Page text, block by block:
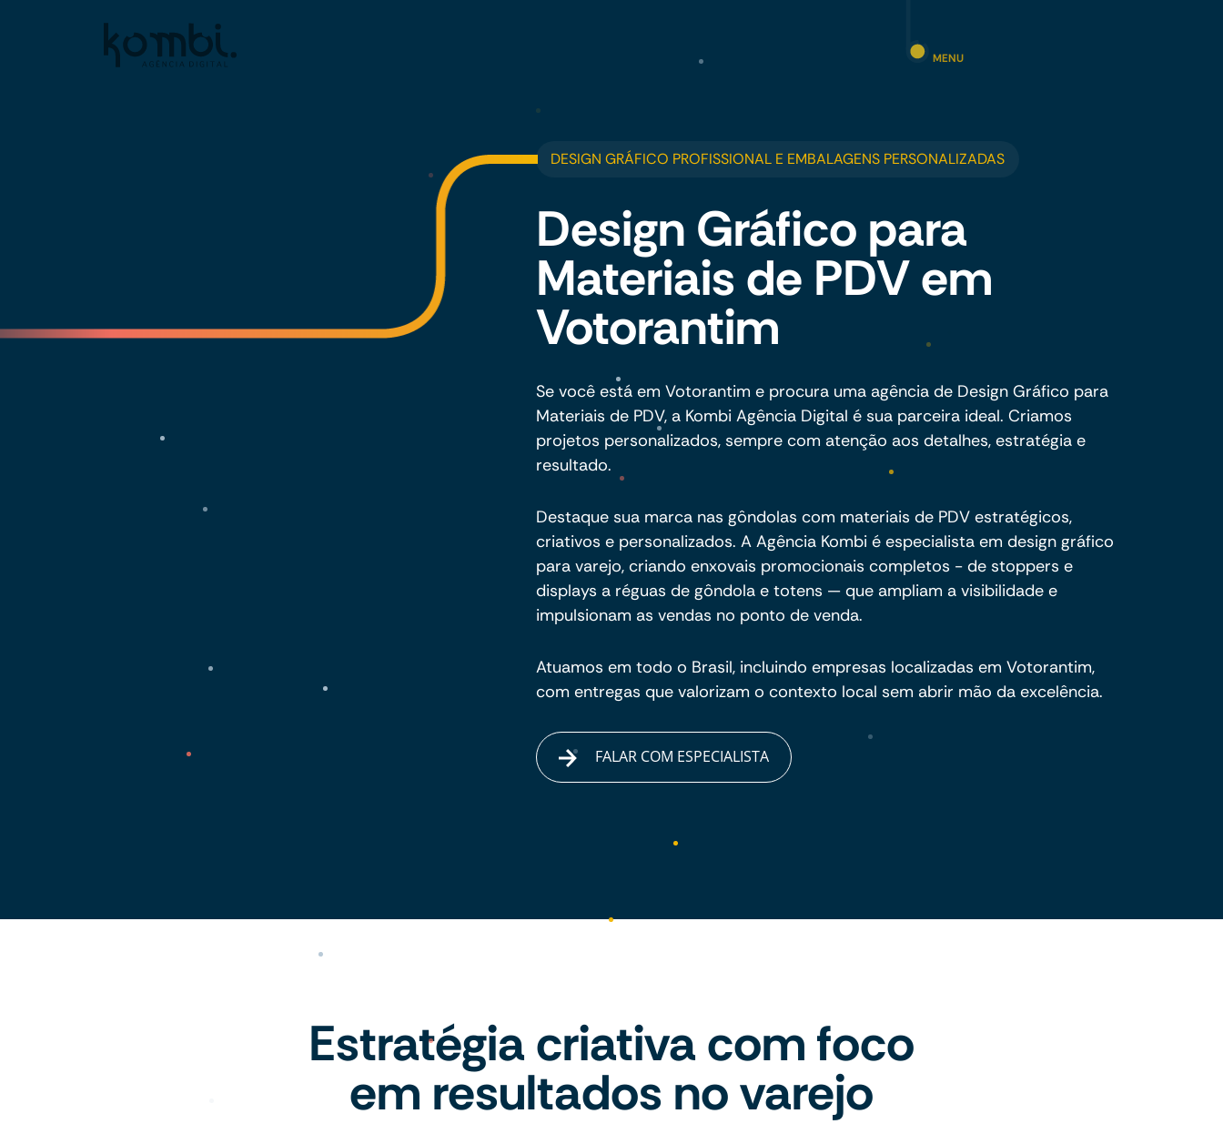
MENU
DESIGN GRÁFICO PROFISSIONAL E EMBALAGENS PERSONALIZADAS
Design Gráfico para
Materiais de PDV em
Votorantim
Se você está em Votorantim e procura uma agência de Design Gráfico para
Materiais de PDV, a Kombi Agência Digital é sua parceira ideal. Criamos
projetos personalizados, sempre com atenção aos detalhes, estratégia e
resultado.
Destaque sua marca nas gôndolas com materiais de PDV estratégicos,
criativos e personalizados. A Agência Kombi é especialista em design gráfico
para varejo, criando enxovais promocionais completos - de stoppers e
displays a réguas de gôndola e totens — que ampliam a visibilidade e
impulsionam as vendas no ponto de venda.
Atuamos em todo o Brasil, incluindo empresas localizadas em Votorantim,
com entregas que valorizam o contexto local sem abrir mão da excelência.
FALAR COM ESPECIALISTA
Estratégia criativa com foco
em resultados no varejo